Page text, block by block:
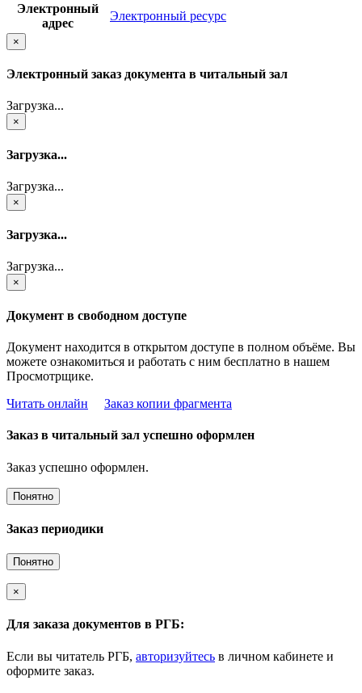
Электронный
адрес
Электронный ресурс
×
Электронный заказ документа в читальный зал
Загрузка...
×
Загрузка...
Загрузка...
×
Загрузка...
Загрузка...
×
Документ в свободном доступе
Документ находится в открытом доступе в полном объёме. Вы
можете ознакомиться и работать с ним бесплатно в нашем
Просмотрщике.
Читать онлайн
Заказ копии фрагмента
Заказ в читальный зал успешно оформлен
Заказ успешно оформлен.
Понятно
Заказ периодики
Понятно
×
Для заказа документов в РГБ:
Если вы читатель РГБ, авторизуйтесь в личном кабинете и
оформите заказ.